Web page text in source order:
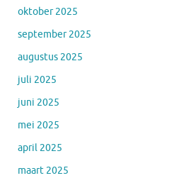
oktober 2025
september 2025
augustus 2025
juli 2025
juni 2025
mei 2025
april 2025
maart 2025